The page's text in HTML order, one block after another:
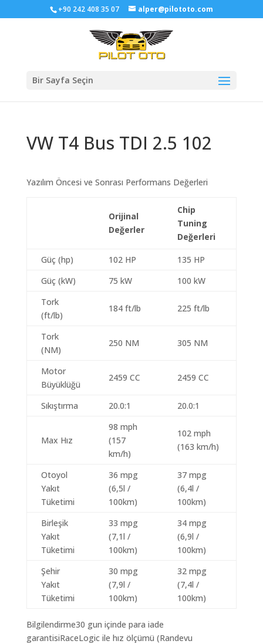
+90 242 408 35 07 alper@pilototo.com
Bir Sayfa Seçin
VW T4 Bus TDI 2.5 102
Yazılım Öncesi ve Sonrası Performans Değerleri
Orijinal
Değerler
Chip
Tuning
Değerleri
Güç (hp) 102 HP
135 HP
Güç (kW)
75 kW
100 kW
Tork
(ft/lb)
184 ft/lb 225 ft/lb
Tork
(NM)
250 NM 305 NM
Motor
Büyüklüğü
2459 CC 2459 CC
Sıkıştırma 20.0:1 20.0:1
Max Hız
98 mph
(157
km/h)
102 mph
(163 km/h)
Otoyol
Yakıt
Tüketimi
36 mpg
(6,5l /
100km)
37 mpg
(6,4l /
100km)
Birleşik
Yakıt
Tüketimi
33 mpg
(7,1l /
100km)
34 mpg
(6,9l /
100km)
Şehir
Yakıt
Tüketimi
30 mpg
(7,9l /
100km)
32 mpg
(7,4l /
100km)
Bilgilendirme30 gun içinde para iade
garantisiRaceLogic ile hız ölçümü (Randevu